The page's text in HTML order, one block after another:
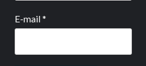
E-mail*